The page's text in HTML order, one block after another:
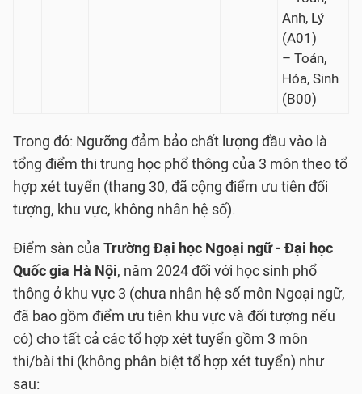
Anh, Lý
(A01)
– Toán,
Hóa, Sinh
(B00)
Trong đó: Ngưỡng đảm bảo chất lượng đầu vào là
tổng điểm thi trung học phổ thông của 3 môn theo tổ
hợp xét tuyển (thang 30, đã cộng điểm ưu tiên đối
tượng, khu vực, không nhân hệ số).
Điểm sàn của Trường Đại học Ngoại ngữ - Đại học
Quốc gia Hà Nội, năm 2024 đối với học sinh phổ
thông ở khu vực 3 (chưa nhân hệ số môn Ngoại ngữ,
đã bao gồm điểm ưu tiên khu vực và đối tượng nếu
có) cho tất cả các tổ hợp xét tuyển gồm 3 môn
thi/bài thi (không phân biệt tổ hợp xét tuyển) như
sau: